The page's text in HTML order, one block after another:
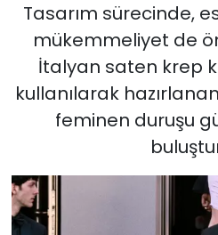
Tasarım sürecinde,
mükemmeliyet de
İtalyan saten krep
kullanılarak
feminen duruşu